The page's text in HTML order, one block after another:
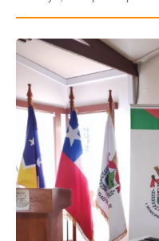
VIDEOS
GALERIA DE FOTOS
APP MÓVIL
TRANSPARENCIA